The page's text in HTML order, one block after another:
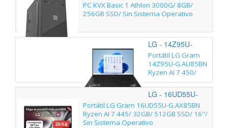
PC KVX Basic 1 Athlon 3000G/ 8GB/
256GB SSD/ Sin Sistema Operativo
LG - 14Z95U-
G.AU85BN
Portátil LG Gram
14Z95U-G.AU85BN
Ryzen AI 7 450/
32GB/ 512GB SSD/
14"/ Win11
LG - 16UD55U-
G.AX85BN
Portátil LG Gram 16UD55U-G.AX85BN
Ryzen AI 7 445/ 32GB/ 512GB SSD/ 16"/
Sin Sistema Operativo